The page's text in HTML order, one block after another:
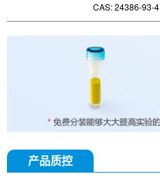
CAS: 24386-93-4
产品质控